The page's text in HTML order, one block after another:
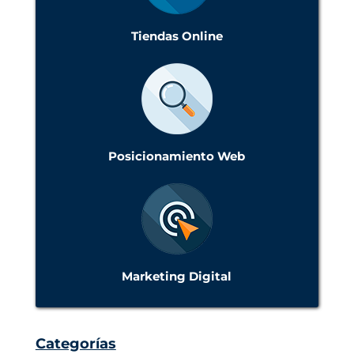
Tiendas Online
Posicionamiento Web
Marketing Digital
Categorías